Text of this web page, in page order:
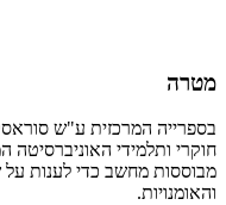
מטרה
בספרייה המרכזית ע"ש
חוקרי ותלמידי האוניברסיטה
מבוססות מחשב כדי לענות
והאומנויות.